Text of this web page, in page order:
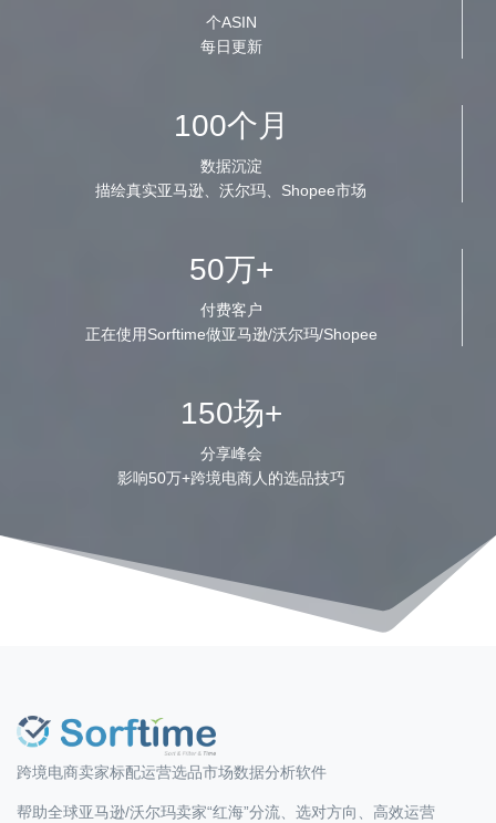
个ASIN
每日更新
100个月
数据沉淀
描绘真实亚马逊、沃尔玛、Shopee市场
50万+
付费客户
正在使用Sorftime做亚马逊/沃尔玛/Shopee
150场+
分享峰会
影响50万+跨境电商人的选品技巧
跨境电商卖家标配运营选品市场数据分析软件
帮助全球亚马逊/沃尔玛卖家“红海”分流、选对方向、高效运营